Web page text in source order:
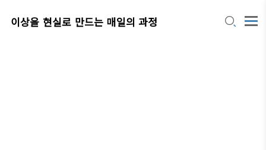
이상을 현실로 만드는 매일의 과정